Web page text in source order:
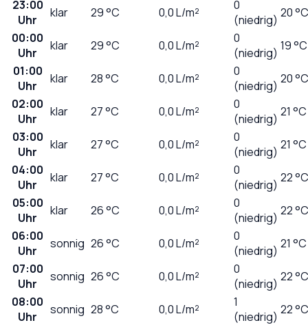
23:00
Uhr
klar 29°C 0,0L/m²
0
(niedrig) 20 °C
00:00
Uhr
klar 29°C 0,0L/m²
0
(niedrig) 19 °C
01:00
Uhr
klar 28°C 0,0L/m²
0
(niedrig) 20 °C
02:00
Uhr
klar 27°C 0,0L/m²
0
(niedrig) 21 °C
03:00
Uhr
klar 27°C 0,0L/m²
0
(niedrig) 21 °C
04:00
Uhr
klar 27°C 0,0L/m²
0
(niedrig) 22 °C
05:00
Uhr
klar 26°C 0,0L/m²
0
(niedrig) 22 °C
06:00
Uhr
sonnig 26°C 0,0L/m²
0
(niedrig) 21 °C
07:00
Uhr
sonnig 26°C 0,0L/m²
0
(niedrig) 22 °C
08:00
Uhr
sonnig 28°C 0,0L/m²
1
(niedrig) 22 °C